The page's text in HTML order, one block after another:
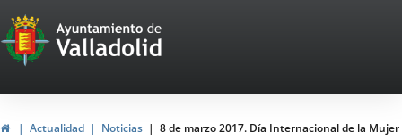
Portal
Web
del
Ayuntamiento
InicioActualidad Noticias 8 de marzo 2017. Día Internacional de la Mujer